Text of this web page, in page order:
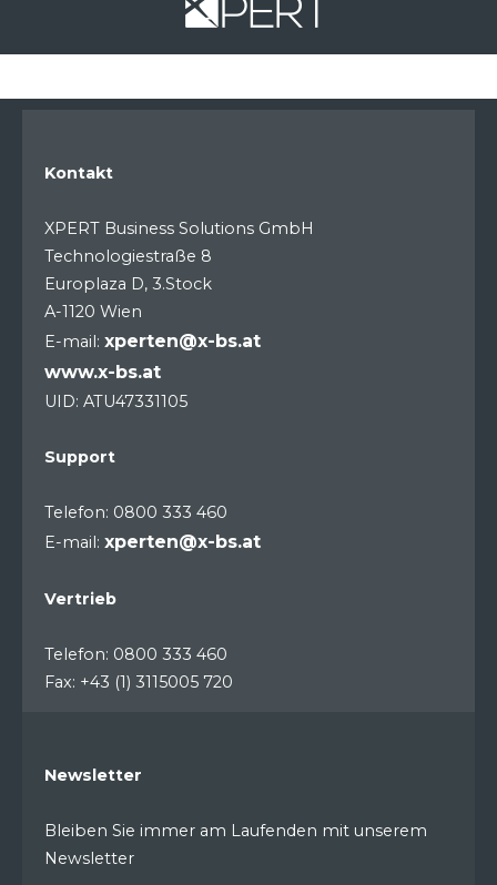
Kontakt
XPERT Business Solutions GmbH
Technologiestraße 8
Europlaza D, 3.Stock
A-1120 Wien
E-mail: xperten@x-bs.at
www.x-bs.at
UID: ATU47331105
Support
Telefon: 0800 333 460
E-mail: xperten@x-bs.at
Vertrieb
Telefon: 0800 333 460
Fax: +43 (1) 3115005 720
Newsletter
Bleiben Sie immer am Laufenden mit unserem
Newsletter